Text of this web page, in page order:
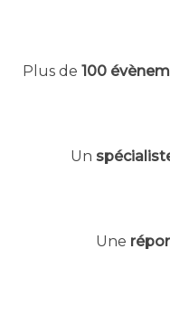
Plus de 100
Un
Une